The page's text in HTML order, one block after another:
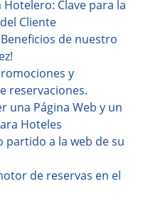
Clave para la
Cliente
Beneficios de nuestro
y
reservaciones.
una Página Web y un
Hoteles
partido a la web de su
de reservas en el